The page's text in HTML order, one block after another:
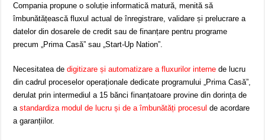
Compania propune o soluție informatică matură, menită să
îmbunătățească fluxul actual de înregistrare, validare și prelucrare a
datelor din dosarele de credit sau de finanțare pentru programe
precum „Prima Casă” sau „Start-Up Nation”.
Necesitatea dedigitizare și automatizare a fluxurilor interne de lucru
din cadrul proceselor operaționale dedicate programului „Prima Casă”,
derulat prin intermediul a 15 bănci finanțatoare provine din dorința de
astandardiza modul de lucru și de a îmbunătăți procesul de acordare
a garanțiilor.